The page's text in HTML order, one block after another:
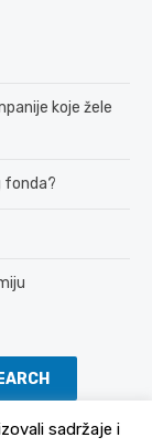
koje žele
fonda?
sadržaje i